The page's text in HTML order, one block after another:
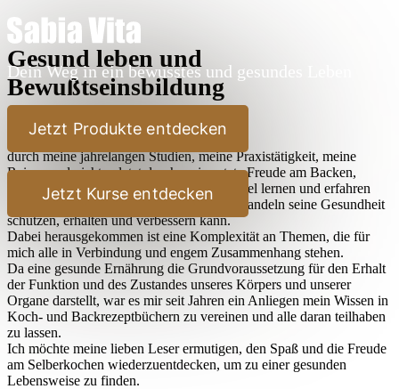
Dein Weg in ein bewusstes und gesundes Leben
Jetzt Produkte entdecken
Jetzt Kurse entdecken
Gesund leben und
Bewußtseinsbildung
Lieber Leser,
durch meine jahrelangen Studien, meine Praxistätigkeit, meine
Reisen und nicht zuletzt durch meine stete Freude am Backen,
Kochen und Ausprobieren habe ich sehr viel lernen und erfahren
dürfen, wie der Mensch durch bewußtes Handeln seine Gesundheit
schützen, erhalten und verbessern kann.
Dabei herausgekommen ist eine Komplexität an Themen, die für
mich alle in Verbindung und engem Zusammenhang stehen.
Da eine gesunde Ernährung die Grundvoraussetzung für den Erhalt
der Funktion und des Zustandes unseres Körpers und unserer
Organe darstellt, war es mir seit Jahren ein Anliegen mein Wissen in
Koch- und Backrezeptbüchern zu vereinen und alle daran teilhaben
zu lassen.
Ich möchte meine lieben Leser ermutigen, den Spaß und die Freude
am Selberkochen wiederzuentdecken, um zu einer gesunden
Lebensweise zu finden.